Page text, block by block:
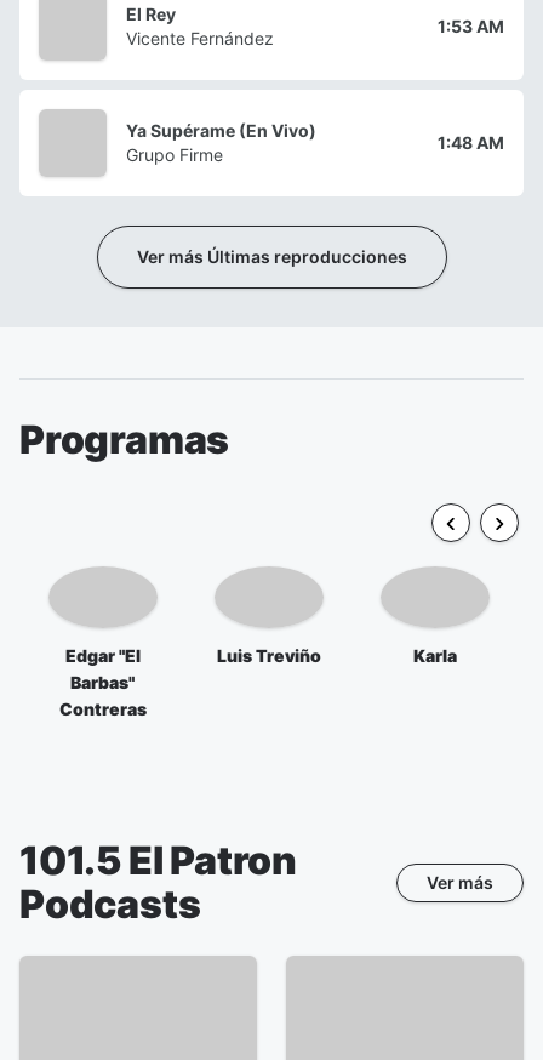
El Rey
Vicente Fernández
1:53 AM
Ya Supérame (En Vivo)
Grupo Firme
1:48 AM
Ver más Últimas reproducciones
Programas
Edgar "El
Barbas"
Contreras
Luis Treviño Karla
101.5 El Patron
Podcasts
Ver más